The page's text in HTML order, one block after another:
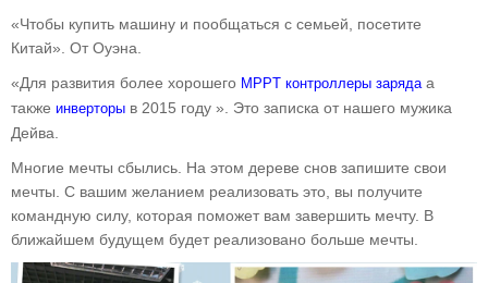
«Чтобы купить машину и пообщаться с семьей, посетите
Китай». От Оуэна.
«Для развития более хорошего MPPT контроллеры заряда а
также инверторы в 2015 году ». Это записка от нашего мужика
Дейва.
Многие мечты сбылись. На этом дереве снов запишите свои
мечты. С вашим желанием реализовать это, вы получите
командную силу, которая поможет вам завершить мечту. В
ближайшем будущем будет реализовано больше мечты.